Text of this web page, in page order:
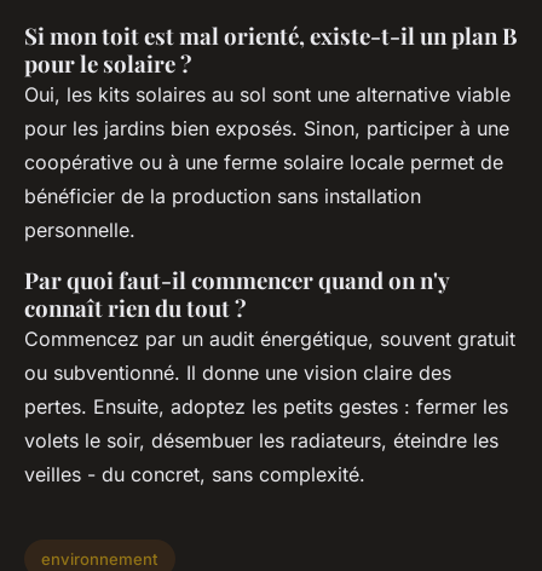
Si mon toit est mal orienté, existe-t-il un plan B
pour le solaire ?
Oui, les kits solaires au sol sont une alternative viable
pour les jardins bien exposés. Sinon, participer à une
coopérative ou à une ferme solaire locale permet de
bénéficier de la production sans installation
personnelle.
Par quoi faut-il commencer quand on n'y
connaît rien du tout ?
Commencez par un audit énergétique, souvent gratuit
ou subventionné. Il donne une vision claire des
pertes. Ensuite, adoptez les petits gestes : fermer les
volets le soir, désembuer les radiateurs, éteindre les
veilles - du concret, sans complexité.
environnement